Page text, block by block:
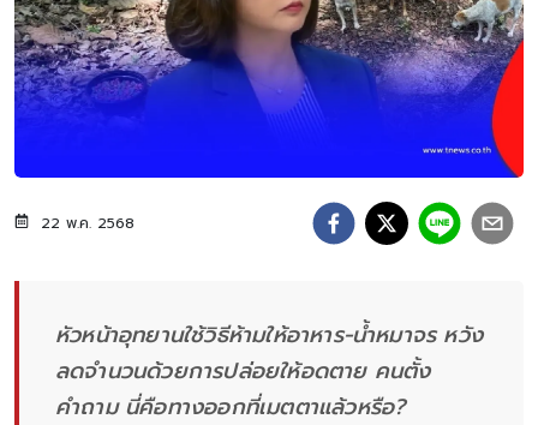
22 พ.ค. 2568
หัวหน้าอุทยานใช้วิธีห้ามให้อาหาร-น้ำหมาจร หวัง
ลดจำนวนด้วยการปล่อยให้อดตาย คนตั้ง
คำถาม นี่คือทางออกที่เมตตาแล้วหรือ?